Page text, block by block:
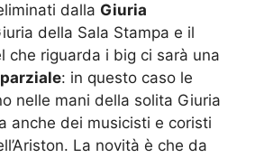
dalla Giuria
della Sala Stampa e il
che riguarda i big ci sarà una
: in questo caso le
nelle mani della solita Giuria
anche dei musicisti e coristi
La novità è che da